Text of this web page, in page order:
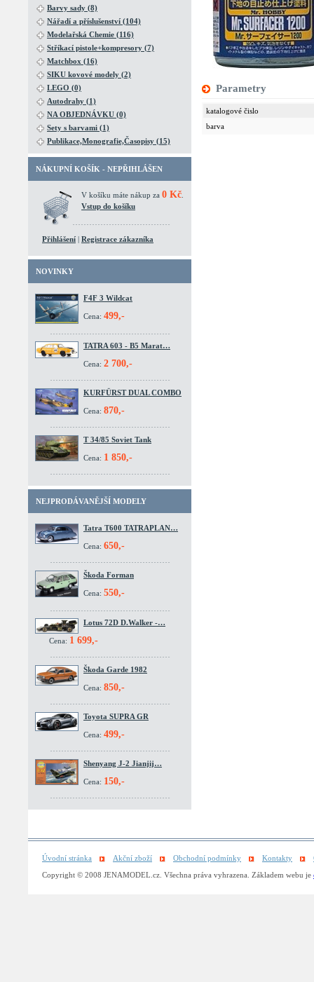
Barvy sady (8)
Nářadí a příslušenství (104)
Modelařská Chemie (116)
Stříkací pistole+kompresory (7)
Matchbox (16)
SIKU kovové modely (2)
LEGO (0)
Autodrahy (1)
NA OBJEDNÁVKU (0)
Sety s barvami (1)
Publikace,Monografie,Časopisy (15)
NÁKUPNÍ KOŠÍK - NEPŘIHLÁŠEN
V košíku máte nákup za 0 Kč
Vstup do košíku
Přihlášení | Registrace zákazníka
NOVINKY
F4F 3 Wildcat
Cena: 499,-
TATRA 603 - B5 Marat…
Cena: 2 700,-
KURFÜRST DUAL COMBO
Cena: 870,-
T 34/85 Soviet Tank
Cena: 1 850,-
NEJPRODÁVANĚJŠÍ MODELY
Tatra T600 TATRAPLAN…
Cena: 650,-
Škoda Forman
Cena: 550,-
Lotus 72D D.Walker -…
Cena: 1 699,-
Škoda Garde 1982
Cena: 850,-
Toyota SUPRA GR
Cena: 499,-
Shenyang J-2 Jianjij…
Cena: 150,-
Parametry
katalogové čislo
barva
Úvodní stránka Akční zboží Obchodní podmínky Kontakty
Copyright © 2008 JENAMODEL.cz. Všechna práva vyhrazena. Základem webu je